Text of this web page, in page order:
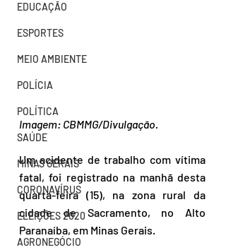
EDUCAÇÃO
ESPORTES
MEIO AMBIENTE
POLÍCIA
POLÍTICA
SAÚDE
MINAS GERAIS
CORONAVÍRUS
ELEIÇÕES 2020
AGRONEGÓCIO
Imagem: CBMMG/Divulgação.
Um acidente de trabalho com vítima
fatal, foi registrado na manhã desta
quarta-feira (15), na zona rural da
cidade de Sacramento, no Alto
Paranaíba, em Minas Gerais.